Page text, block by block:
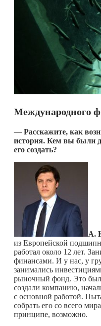
Международного
— Расскажите, как
история. Кем вы были
его создать?
А.
из Европейской
работал около 12 лет.
финансами. И у нас, у
занимались
рыночный фонд. Это
создали компанию,
с основной работой.
собрать его со всего
принципе, возможно.